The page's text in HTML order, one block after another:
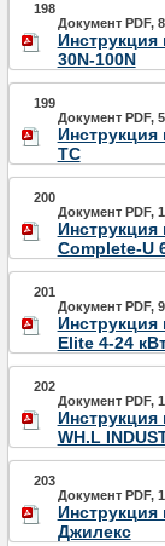
198
Документ PDF,
Инструкция
30N-100N
199
Документ PDF,
Инструкция
TC
200
Документ PDF,
Инструкция
Complete-U
201
Документ PDF,
Инструкция
Elite 4-24
202
Документ PDF,
Инструкция
WH.L
203
Документ PDF,
Джилекс